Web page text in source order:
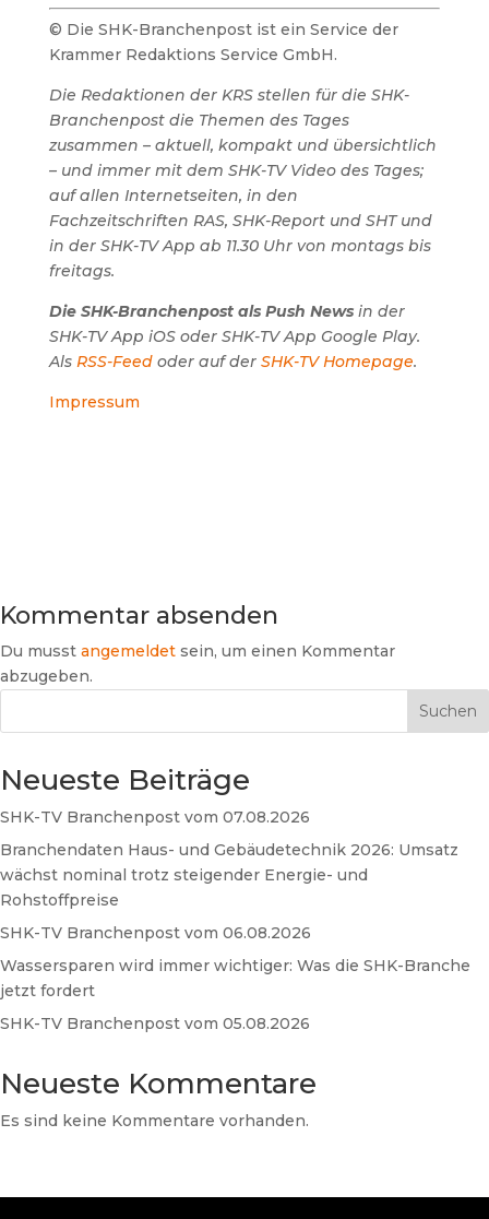
© Die SHK-Branchenpost ist ein Service der
Krammer Redaktions Service GmbH.
Die Redaktionen der KRS stellen für die SHK-
Branchenpost die Themen des Tages
zusammen – aktuell, kompakt und übersichtlich
– und immer mit dem SHK-TV Video des Tages;
auf allen Internetseiten, in den
Fachzeitschriften RAS, SHK-Report und SHT und
in der SHK-TV App ab 11.30 Uhr von montags bis
freitags.
Die SHK-Branchenpost als Push Newsin der
SHK-TV App iOS oder SHK-TV App Google Play.
Als RSS-Feedoder auf der SHK-TV Homepage.
Impressum
Kommentar absenden
Du musst angemeldet sein, um einen Kommentar
abzugeben.
Suchen
Neueste Beiträge
SHK-TV Branchenpost vom 07.08.2026
Branchendaten Haus- und Gebäudetechnik 2026: Umsatz
wächst nominal trotz steigender Energie- und
Rohstoffpreise
SHK-TV Branchenpost vom 06.08.2026
Wassersparen wird immer wichtiger: Was die SHK-Branche
jetzt fordert
SHK-TV Branchenpost vom 05.08.2026
Neueste Kommentare
Es sind keine Kommentare vorhanden.